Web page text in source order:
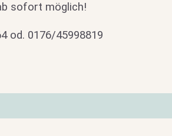
sofort möglich!
od. 0176/45998819